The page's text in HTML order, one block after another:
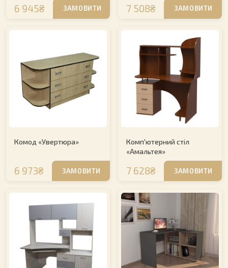
6 945₴ ЗАМОВИТИ 7 508₴ ЗАМОВИТИ
Комод «Увертюра»
6 973₴ ЗАМОВИТИ
Комп'ютерний стіл
«Амальтея»
7 628₴ ЗАМОВИТИ